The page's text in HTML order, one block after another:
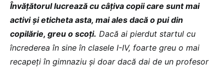
Învățătorul lucrează cu câțiva copii care sunt mai
activi și eticheta asta, mai ales dacă o pui din
copilărie, greu o scoți. Dacă ai pierdut startul cu
încrederea în sine în clasele I-IV, foarte greu o mai
recapeți în gimnaziu și doar dacă dai de un profesor